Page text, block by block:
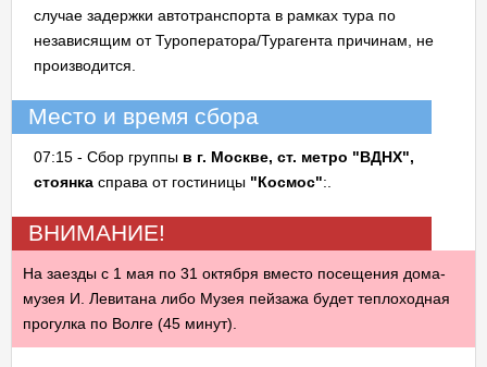
случае задержки автотранспорта в рамках тура по
независящим от Туроператора/Турагента причинам, не
производится.
Место и время сбора
07:15 - Сбор группы в г. Москве, ст. метро "ВДНХ",
стоянка справа от гостиницы "Космос":.
ВНИМАНИЕ!
На заезды с 1 мая по 31 октября вместо посещения дома-
музея И. Левитана либо Музея пейзажа будет теплоходная
прогулка по Волге (45 минут).